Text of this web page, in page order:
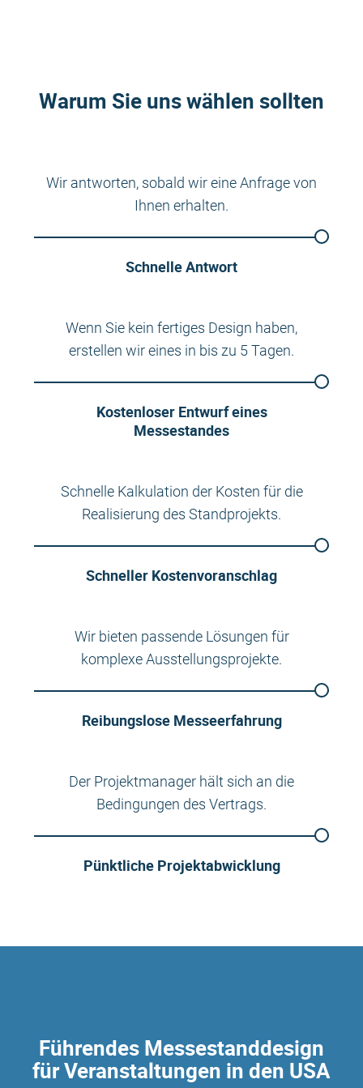
Warum Sie uns wählen sollten
Wir antworten, sobald wir eine Anfrage von
Ihnen erhalten.
Schnelle Antwort
Wenn Sie kein fertiges Design haben,
erstellen wir eines in bis zu 5 Tagen.
Kostenloser Entwurf eines
Messestandes
Schnelle Kalkulation der Kosten für die
Realisierung des Standprojekts.
Schneller Kostenvoranschlag
Wir bieten passende Lösungen für
komplexe Ausstellungsprojekte.
Reibungslose Messeerfahrung
Der Projektmanager hält sich an die
Bedingungen des Vertrags.
Pünktliche Projektabwicklung
Führendes Messestanddesign
für Veranstaltungen in den USA